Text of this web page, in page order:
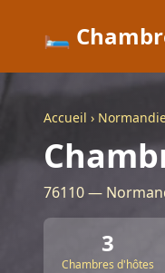
🛏️
Accueil ›
76110 —
3
Chambres d'hôtes